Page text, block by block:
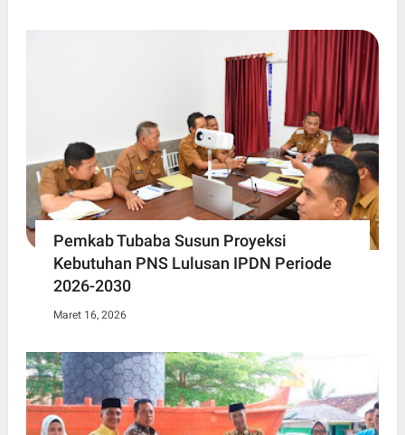
Pemkab Tubaba Susun Proyeksi
Kebutuhan PNS Lulusan IPDN Periode
2026-2030
Maret 16, 2026